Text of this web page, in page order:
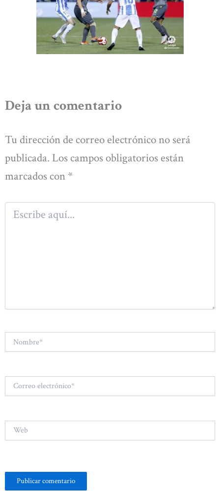
Deja un comentario
Tu dirección de correo electrónico no será
publicada. Los campos obligatorios están
marcados con *
Escribe
aquí...
Correo
electrónico*
Web